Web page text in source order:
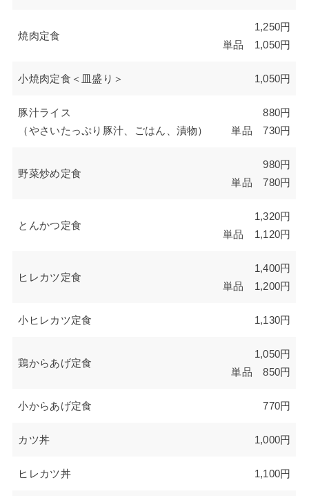
焼肉定食
1,250円
単品 1,050円
小焼肉定食＜皿盛り＞ 1,050円
豚汁ライス
（やさいたっぷり豚汁、ごはん、漬物）
880円
単品 730円
野菜炒め定食
980円
単品 780円
とんかつ定食
1,320円
単品 1,120円
ヒレカツ定食
1,400円
単品 1,200円
小ヒレカツ定食 1,130円
鶏からあげ定食
1,050円
単品 850円
小からあげ定食 770円
カツ丼 1,000円
ヒレカツ丼 1,100円